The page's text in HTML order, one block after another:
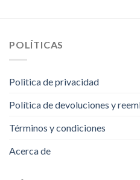
POLÍTICAS
Politica de privacidad
Política de devoluciones y
Términos y condiciones
Acerca de